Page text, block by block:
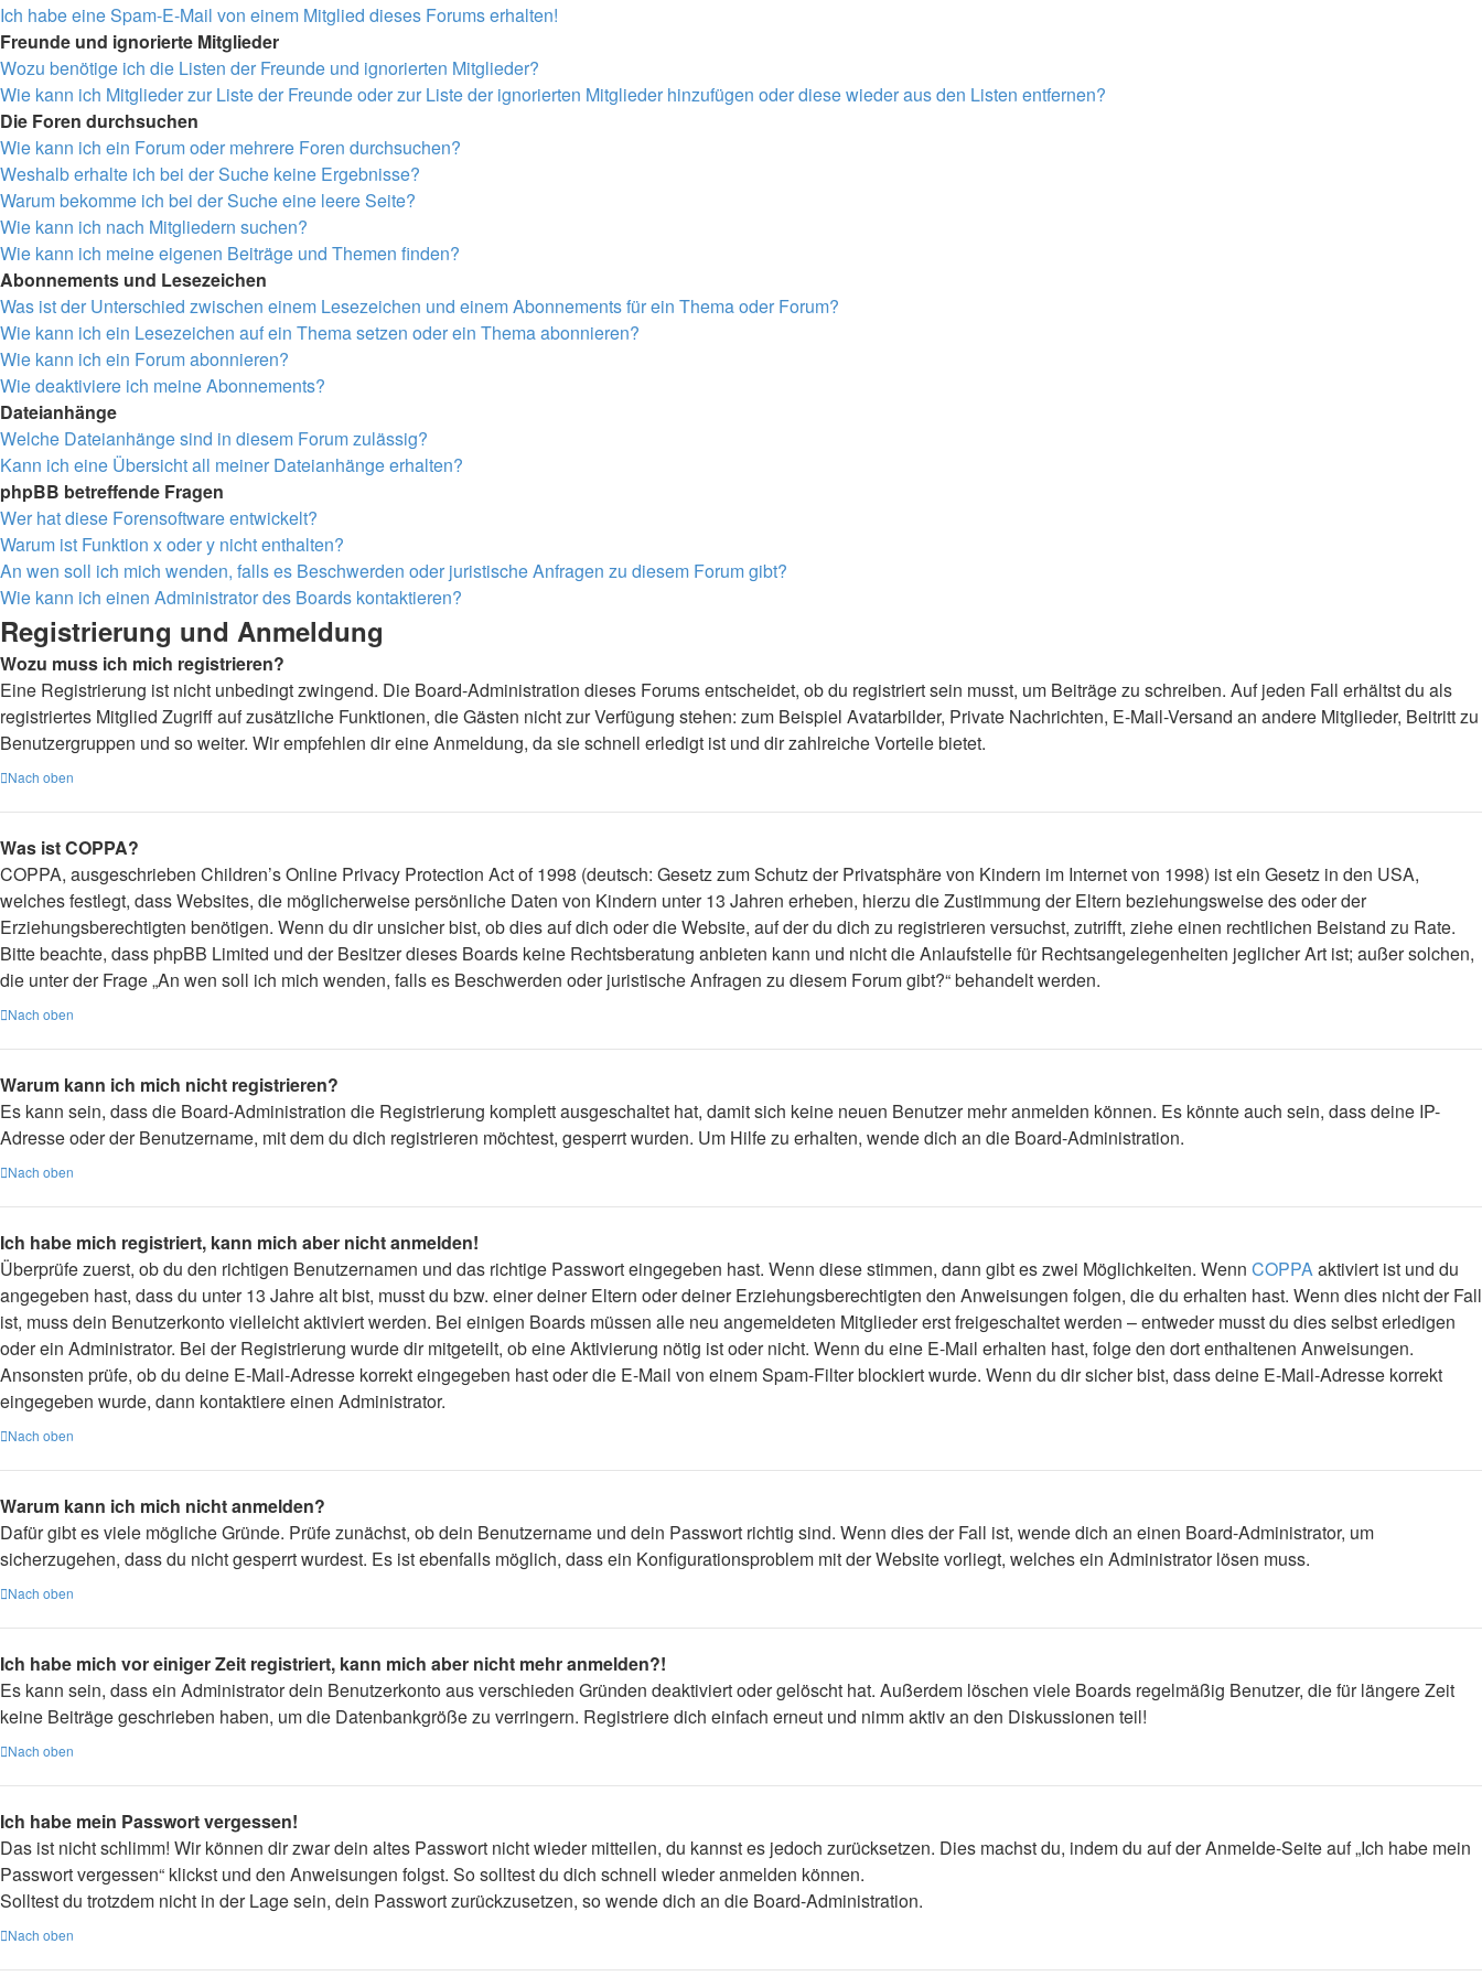
Ich habe eine Spam-E-Mail von einem Mitglied dieses Forums erhalten!
Freunde und ignorierte Mitglieder
Wozu benötige ich die Listen der Freunde und ignorierten Mitglieder?
Wie kann ich Mitglieder zur Liste der Freunde oder zur Liste der ignorierten Mitglieder hinzufügen oder diese wieder aus den Listen entfernen?
Die Foren durchsuchen
Wie kann ich ein Forum oder mehrere Foren durchsuchen?
Weshalb erhalte ich bei der Suche keine Ergebnisse?
Warum bekomme ich bei der Suche eine leere Seite?
Wie kann ich nach Mitgliedern suchen?
Wie kann ich meine eigenen Beiträge und Themen finden?
Abonnements und Lesezeichen
Was ist der Unterschied zwischen einem Lesezeichen und einem Abonnements für ein Thema oder Forum?
Wie kann ich ein Lesezeichen auf ein Thema setzen oder ein Thema abonnieren?
Wie kann ich ein Forum abonnieren?
Wie deaktiviere ich meine Abonnements?
Dateianhänge
Welche Dateianhänge sind in diesem Forum zulässig?
Kann ich eine Übersicht all meiner Dateianhänge erhalten?
phpBB betreffende Fragen
Wer hat diese Forensoftware entwickelt?
Warum ist Funktion x oder y nicht enthalten?
An wen soll ich mich wenden, falls es Beschwerden oder juristische Anfragen zu diesem Forum gibt?
Wie kann ich einen Administrator des Boards kontaktieren?
Registrierung und Anmeldung
Wozu muss ich mich registrieren?
Eine Registrierung ist nicht unbedingt zwingend. Die Board-Administration dieses Forums entscheidet, ob du registriert sein musst, um Beiträge zu schreiben. Auf jeden Fall erhältst du als
registriertes Mitglied Zugriff auf zusätzliche Funktionen, die Gästen nicht zur Verfügung stehen: zum Beispiel Avatarbilder, Private Nachrichten, E-Mail-Versand an andere Mitglieder, Beitritt zu
Benutzergruppen und so weiter. Wir empfehlen dir eine Anmeldung, da sie schnell erledigt ist und dir zahlreiche Vorteile bietet.
Nach oben
Was ist COPPA?
COPPA, ausgeschrieben Children’s Online Privacy Protection Act of 1998 (deutsch: Gesetz zum Schutz der Privatsphäre von Kindern im Internet von 1998) ist ein Gesetz in den USA,
welches festlegt, dass Websites, die möglicherweise persönliche Daten von Kindern unter 13 Jahren erheben, hierzu die Zustimmung der Eltern beziehungsweise des oder der
Erziehungsberechtigten benötigen. Wenn du dir unsicher bist, ob dies auf dich oder die Website, auf der du dich zu registrieren versuchst, zutrifft, ziehe einen rechtlichen Beistand zu Rate.
Bitte beachte, dass phpBB Limited und der Besitzer dieses Boards keine Rechtsberatung anbieten kann und nicht die Anlaufstelle für Rechtsangelegenheiten jeglicher Art ist; außer solchen,
die unter der Frage „An wen soll ich mich wenden, falls es Beschwerden oder juristische Anfragen zu diesem Forum gibt?“ behandelt werden.
Nach oben
Warum kann ich mich nicht registrieren?
Es kann sein, dass die Board-Administration die Registrierung komplett ausgeschaltet hat, damit sich keine neuen Benutzer mehr anmelden können. Es könnte auch sein, dass deine IP-
Adresse oder der Benutzername, mit dem du dich registrieren möchtest, gesperrt wurden. Um Hilfe zu erhalten, wende dich an die Board-Administration.
Nach oben
Ich habe mich registriert, kann mich aber nicht anmelden!
Überprüfe zuerst, ob du den richtigen Benutzernamen und das richtige Passwort eingegeben hast. Wenn diese stimmen, dann gibt es zwei Möglichkeiten. Wenn COPPAaktiviert ist und du
angegeben hast, dass du unter 13 Jahre alt bist, musst du bzw. einer deiner Eltern oder deiner Erziehungsberechtigten den Anweisungen folgen, die du erhalten hast. Wenn dies nicht der Fall
ist, muss dein Benutzerkonto vielleicht aktiviert werden. Bei einigen Boards müssen alle neu angemeldeten Mitglieder erst freigeschaltet werden – entweder musst du dies selbst erledigen
oder ein Administrator. Bei der Registrierung wurde dir mitgeteilt, ob eine Aktivierung nötig ist oder nicht. Wenn du eine E-Mail erhalten hast, folge den dort enthaltenen Anweisungen.
Ansonsten prüfe, ob du deine E-Mail-Adresse korrekt eingegeben hast oder die E-Mail von einem Spam-Filter blockiert wurde. Wenn du dir sicher bist, dass deine E-Mail-Adresse korrekt
eingegeben wurde, dann kontaktiere einen Administrator.
Nach oben
Warum kann ich mich nicht anmelden?
Dafür gibt es viele mögliche Gründe. Prüfe zunächst, ob dein Benutzername und dein Passwort richtig sind. Wenn dies der Fall ist, wende dich an einen Board-Administrator, um
sicherzugehen, dass du nicht gesperrt wurdest. Es ist ebenfalls möglich, dass ein Konfigurationsproblem mit der Website vorliegt, welches ein Administrator lösen muss.
Nach oben
Ich habe mich vor einiger Zeit registriert, kann mich aber nicht mehr anmelden?!
Es kann sein, dass ein Administrator dein Benutzerkonto aus verschieden Gründen deaktiviert oder gelöscht hat. Außerdem löschen viele Boards regelmäßig Benutzer, die für längere Zeit
keine Beiträge geschrieben haben, um die Datenbankgröße zu verringern. Registriere dich einfach erneut und nimm aktiv an den Diskussionen teil!
Nach oben
Ich habe mein Passwort vergessen!
Das ist nicht schlimm! Wir können dir zwar dein altes Passwort nicht wieder mitteilen, du kannst es jedoch zurücksetzen. Dies machst du, indem du auf der Anmelde-Seite auf „Ich habe mein
Passwort vergessen“ klickst und den Anweisungen folgst. So solltest du dich schnell wieder anmelden können.
Solltest du trotzdem nicht in der Lage sein, dein Passwort zurückzusetzen, so wende dich an die Board-Administration.
Nach oben